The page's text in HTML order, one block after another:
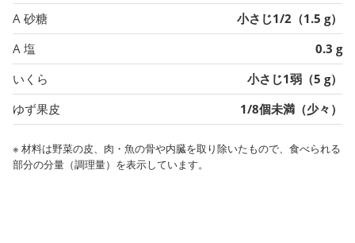
A 砂糖
小さじ1/2（1.5 g）
A 塩
0.3 g
いくら
小さじ1弱（5 g）
ゆず果皮
1/8個未満（少々）
※ 材料は野菜の皮、肉・魚の骨や内臓を取り除いたもので、食べられる
部分の分量（調理量）を表示しています。